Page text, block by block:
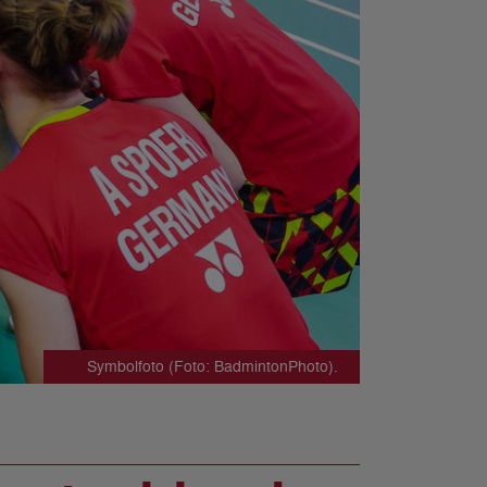
Symbolfoto (Foto: BadmintonPhoto).